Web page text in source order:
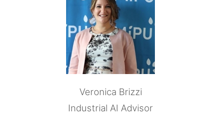
Veronica Brizzi
Industrial AI Advisor